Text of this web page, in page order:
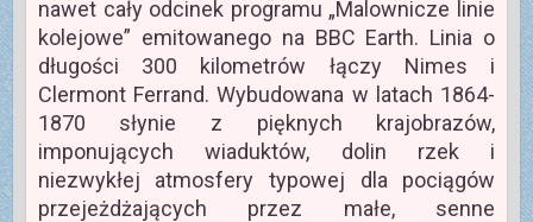
nawet cały odcinek programu „Malownicze linie
kolejowe” emitowanego na BBC Earth. Linia o
długości 300 kilometrów łączy Nimes i
Clermont Ferrand. Wybudowana w latach 1864-
1870 słynie z pięknych krajobrazów,
imponujących wiaduktów, dolin rzek i
niezwykłej atmosfery typowej dla pociągów
przejeżdżających przez małe, senne